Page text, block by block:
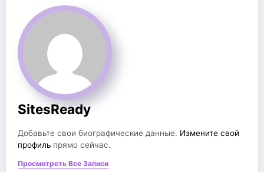
SitesReady
Добавьте свои биографические данные. Измените свой
профиль прямо сейчас.
Просмотреть Все Записи